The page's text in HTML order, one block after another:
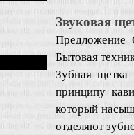
Звуковая
Предложение
Бытовая
Зубная щетка
принципу
который
отделяют